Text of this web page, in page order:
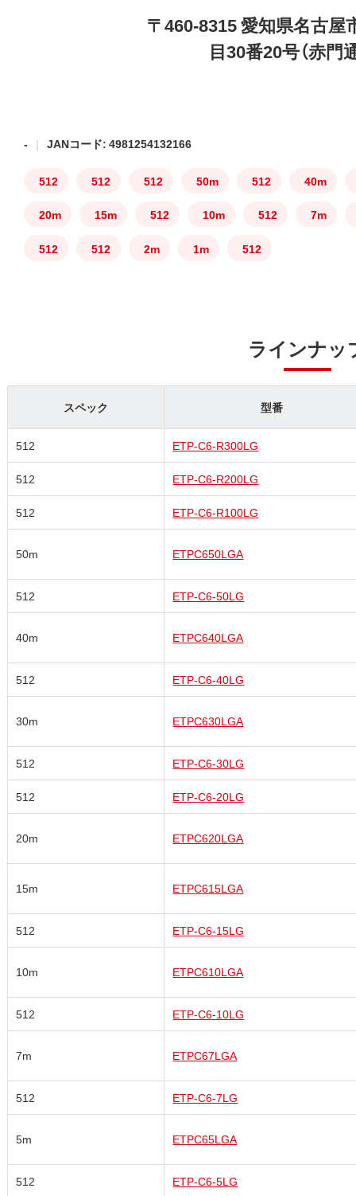
〒460-8315 愛知県名古屋
目30番20号（赤門
- JANコード: 4981254132166
512 512 512 50m 512 40m
20m 15m 512 10m 512 7m
512 512 2m 1m 512
ラインナッ
スペック 型番
512 ETP-C6-R300LG
512 ETP-C6-R200LG
512 ETP-C6-R100LG
50m ETPC650LGA
512 ETP-C6-50LG
40m ETPC640LGA
512 ETP-C6-40LG
30m ETPC630LGA
512 ETP-C6-30LG
512 ETP-C6-20LG
20m ETPC620LGA
15m ETPC615LGA
512 ETP-C6-15LG
10m ETPC610LGA
512 ETP-C6-10LG
7m ETPC67LGA
512 ETP-C6-7LG
5m ETPC65LGA
512 ETP-C6-5LG